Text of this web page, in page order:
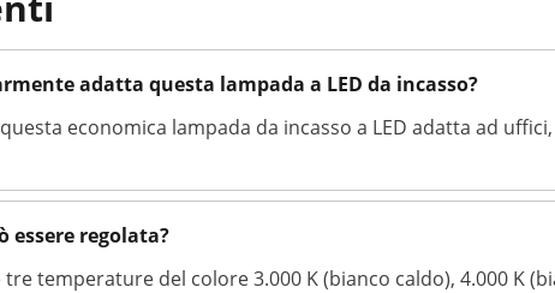
adatta questa lampada a LED da incasso?
economica lampada da incasso a LED adatta ad
essere regolata?
temperature del colore 3.000 K (bianco caldo), 4.000 K